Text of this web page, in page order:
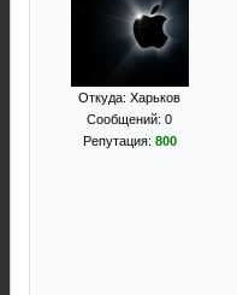
Откуда: Харьков
Сообщений: 0
Репутация: 800